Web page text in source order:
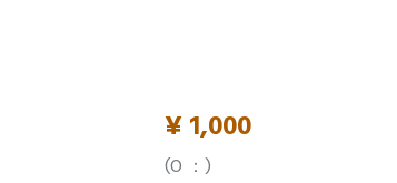
¥ 1,000
(0 ：)